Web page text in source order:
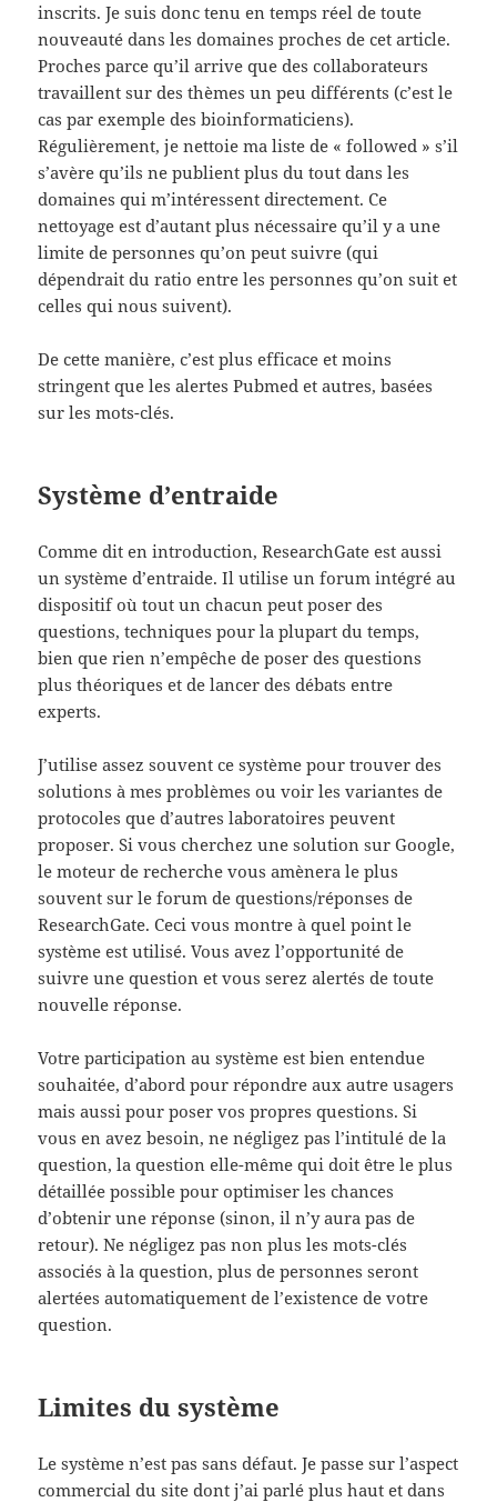
inscrits. Je suis donc tenu en temps réel de toute
nouveauté dans les domaines proches de cet article.
Proches parce qu’il arrive que des collaborateurs
travaillent sur des thèmes un peu différents (c’est le
cas par exemple des bioinformaticiens).
Régulièrement, je nettoie ma liste de « followed » s’il
s’avère qu’ils ne publient plus du tout dans les
domaines qui m’intéressent directement. Ce
nettoyage est d’autant plus nécessaire qu’il y a une
limite de personnes qu’on peut suivre (qui
dépendrait du ratio entre les personnes qu’on suit et
celles qui nous suivent).
De cette manière, c’est plus efficace et moins
stringent que les alertes Pubmed et autres, basées
sur les mots-clés.
Système d’entraide
Comme dit en introduction, ResearchGate est aussi
un système d’entraide. Il utilise un forum intégré au
dispositif où tout un chacun peut poser des
questions, techniques pour la plupart du temps,
bien que rien n’empêche de poser des questions
plus théoriques et de lancer des débats entre
experts.
J’utilise assez souvent ce système pour trouver des
solutions à mes problèmes ou voir les variantes de
protocoles que d’autres laboratoires peuvent
proposer. Si vous cherchez une solution sur Google,
le moteur de recherche vous amènera le plus
souvent sur le forum de questions/réponses de
ResearchGate. Ceci vous montre à quel point le
système est utilisé. Vous avez l’opportunité de
suivre une question et vous serez alertés de toute
nouvelle réponse.
Votre participation au système est bien entendue
souhaitée, d’abord pour répondre aux autre usagers
mais aussi pour poser vos propres questions. Si
vous en avez besoin, ne négligez pas l’intitulé de la
question, la question elle-même qui doit être le plus
détaillée possible pour optimiser les chances
d’obtenir une réponse (sinon, il n’y aura pas de
retour). Ne négligez pas non plus les mots-clés
associés à la question, plus de personnes seront
alertées automatiquement de l’existence de votre
question.
Limites du système
Le système n’est pas sans défaut. Je passe sur l’aspect
commercial du site dont j’ai parlé plus haut et dans